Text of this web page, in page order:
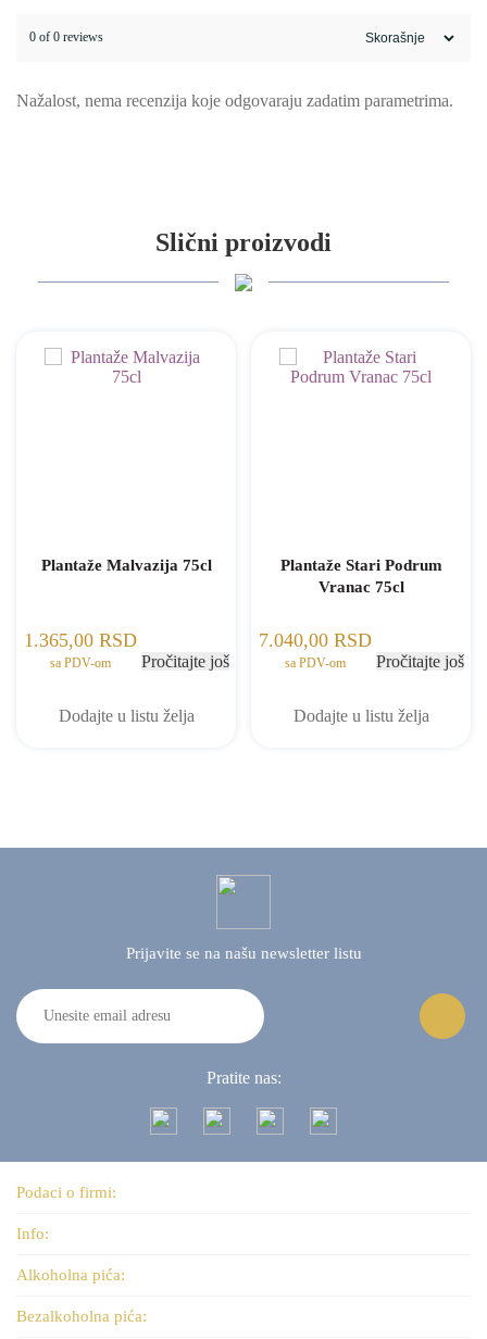
0 of 0 reviews
Nažalost, nema recenzija koje odgovaraju zadatim parametrima.
Slični proizvodi
Plantaže Malvazija 75cl
1.365,00 RSD
sa PDV-om Pročitajte još
Dodajte u listu želja
Plantaže Stari Podrum
Vranac 75cl
7.040,00 RSD
sa PDV-om Pročitajte još
Dodajte u listu želja
Prijavite se na našu newsletter listu
Pratite nas:
Podaci o firmi:
Info:
Alkoholna pića:
Bezalkoholna pića: